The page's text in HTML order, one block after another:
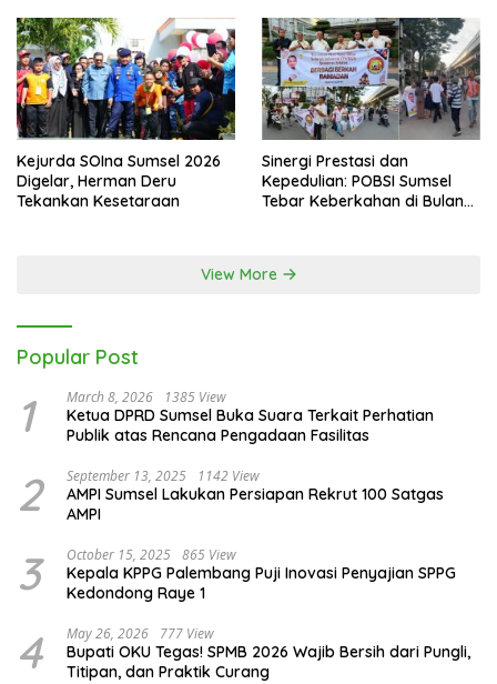
Kejurda SOIna Sumsel 2026
Digelar, Herman Deru
Tekankan Kesetaraan
Sinergi Prestasi dan
Kepedulian: POBSI Sumsel
Tebar Keberkahan di Bulan
View More
Popular Post
1 March 8, 2026 1385 View
Ketua DPRD Sumsel Buka Suara Terkait Perhatian
Publik atas Rencana Pengadaan Fasilitas
2 September 13, 2025 1142 View
AMPI Sumsel Lakukan Persiapan Rekrut 100 Satgas
AMPI
3 October 15, 2025 865 View
Kepala KPPG Palembang Puji Inovasi Penyajian SPPG
Kedondong Raye 1
4 May 26, 2026 777 View
Bupati OKU Tegas! SPMB 2026 Wajib Bersih dari Pungli,
Titipan, dan Praktik Curang